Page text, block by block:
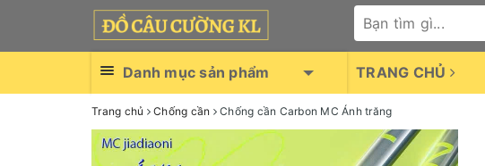
Danh mục sản phẩm TRANG CHỦ
Trang chủ Chống cần Chống cần Carbon MC Ánh trăng